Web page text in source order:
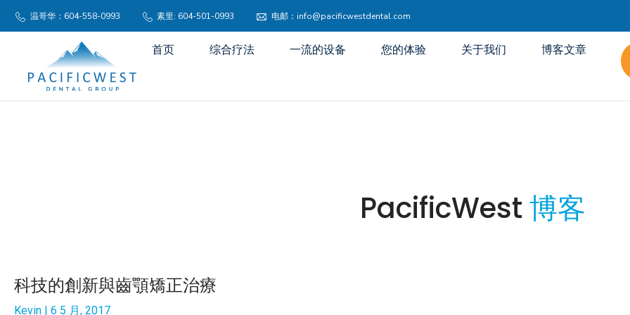
温哥华：604-558-0993 素里: 604-501-0993 电邮：info@pacificwestdental.com
首页 综合疗法 一流的设备 您的体验 关于我们 博客文章
PacificWest博客
科技的創新與齒顎矯正治療
Kevin 6 5 月, 2017